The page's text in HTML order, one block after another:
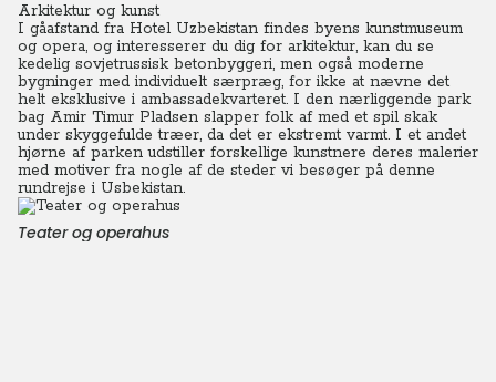
Arkitektur og kunst
I gåafstand fra Hotel Uzbekistan findes byens kunstmuseum
og opera, og interesserer du dig for arkitektur, kan du se
kedelig sovjetrussisk betonbyggeri, men også moderne
bygninger med individuelt særpræg, for ikke at nævne det
helt eksklusive i ambassadekvarteret. I den nærliggende park
bag Amir Timur Pladsen slapper folk af med et spil skak
under skyggefulde træer, da det er ekstremt varmt. I et andet
hjørne af parken udstiller forskellige kunstnere deres malerier
med motiver fra nogle af de steder vi besøger på denne
rundrejse i Usbekistan.
Teater og operahus